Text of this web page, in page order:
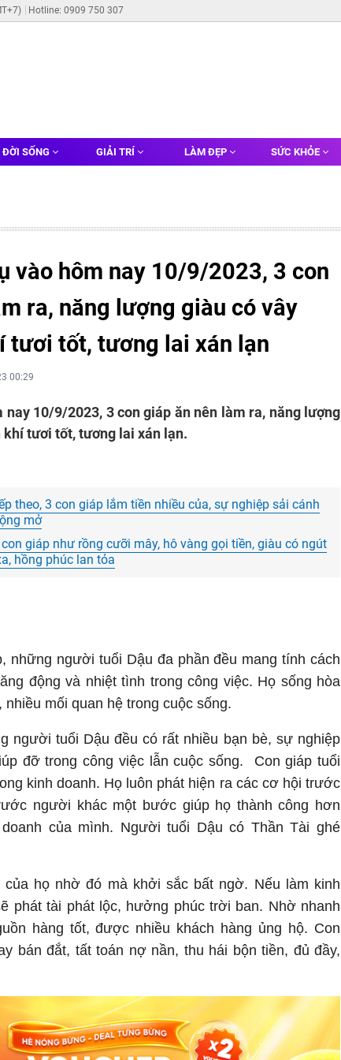
Hotline: 0909 750 307
ĐỜI SỐNG GIẢI TRÍ LÀM ĐẸP SỨC KHỎE
vào hôm nay 10/9/2023, 3 con
ra, năng lượng giàu có vây
tươi tốt, tương lai xán lạn
00:29
nay 10/9/2023, 3 con giáp ăn nên làm ra, năng lượng
khí tươi tốt, tương lai xán lạn.
theo, 3 con giáp lắm tiền nhiều của, sự nghiệp sải cánh
mở
giáp như rồng cưỡi mây, hô vàng gọi tiền, giàu có ngút
hồng phúc lan tỏa
những người tuổi Dậu đa phần đều mang tính cách
động và nhiệt tình trong công việc. Họ sống hòa
mối quan hệ trong cuộc sống.
người tuổi Dậu đều có rất nhiều bạn bè, sự nghiệp
đỡ trong công việc lẫn cuộc sống. Con giáp tuổi
kinh doanh. Họ luôn phát hiện ra các cơ hội trước
người khác một bước giúp họ thành công hơn
của mình. Người tuổi Dậu có Thần Tài ghé
của họ nhờ đó mà khởi sắc bất ngờ. Nếu làm kinh
phát tài phát lộc, hưởng phúc trời ban. Nhờ nhanh
hàng tốt, được nhiều khách hàng ủng hộ. Con
bán đắt, tất toán nợ nần, thu hái bộn tiền, đủ đầy,